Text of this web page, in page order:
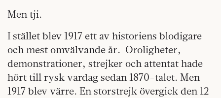
Men tji.
I stället blev 1917 ett av historiens blodigare
och mest omvälvande år. Oroligheter,
demonstrationer, strejker och attentat hade
hört till rysk vardag sedan 1870-talet. Men
1917 blev värre. En storstrejk övergick den 12